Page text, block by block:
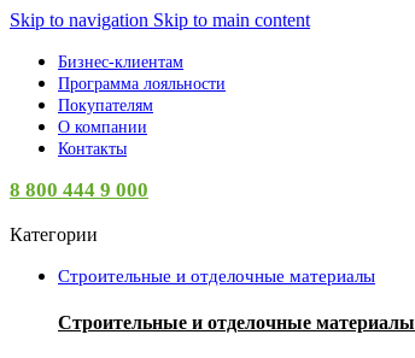
Skip to navigation Skip to main content
Бизнес-клиентам
Программа лояльности
Покупателям
О компании
Контакты
8 800 444 9 000
Категории
Строительные и отделочные материалы
Строительные и отделочные материалы